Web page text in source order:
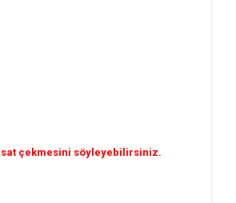
çekmesini söyleyebilirsiniz.